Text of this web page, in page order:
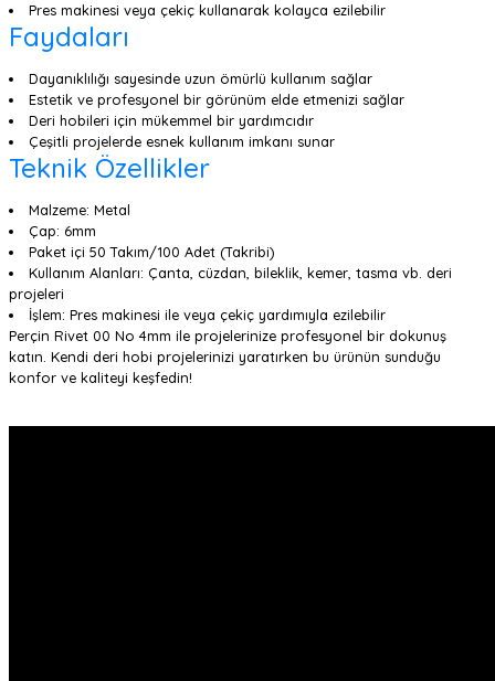
Pres makinesi veya çekiç kullanarak kolayca ezilebilir
Faydaları
Dayanıklılığı sayesinde uzun ömürlü kullanım sağlar
Estetik ve profesyonel bir görünüm elde etmenizi sağlar
Deri hobileri için mükemmel bir yardımcıdır
Çeşitli projelerde esnek kullanım imkanı sunar
Teknik Özellikler
Malzeme: Metal
Çap: 6mm
Paket içi 50 Takım/100 Adet (Takribi)
Kullanım Alanları: Çanta, cüzdan, bileklik, kemer, tasma vb. deri
projeleri
İşlem: Pres makinesi ile veya çekiç yardımıyla ezilebilir
Perçin Rivet 00 No 4mm ile projelerinize profesyonel bir dokunuş
katın. Kendi deri hobi projelerinizi yaratırken bu ürünün sunduğu
konfor ve kaliteyi keşfedin!